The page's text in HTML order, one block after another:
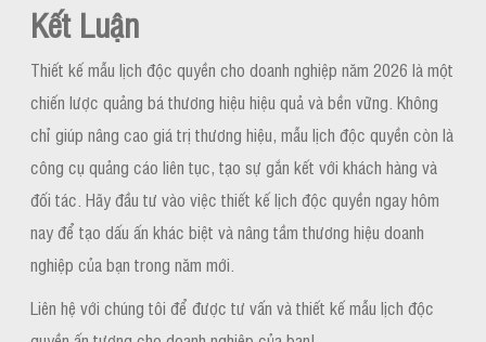
Kết Luận
Thiết kế mẫu lịch độc quyền cho doanh nghiệp năm 2026 là một
chiến lược quảng bá thương hiệu hiệu quả và bền vững. Không
chỉ giúp nâng cao giá trị thương hiệu, mẫu lịch độc quyền còn là
công cụ quảng cáo liên tục, tạo sự gắn kết với khách hàng và
đối tác. Hãy đầu tư vào việc thiết kế lịch độc quyền ngay hôm
nay để tạo dấu ấn khác biệt và nâng tầm thương hiệu doanh
nghiệp của bạn trong năm mới.
Liên hệ với chúng tôi để được tư vấn và thiết kế mẫu lịch độc